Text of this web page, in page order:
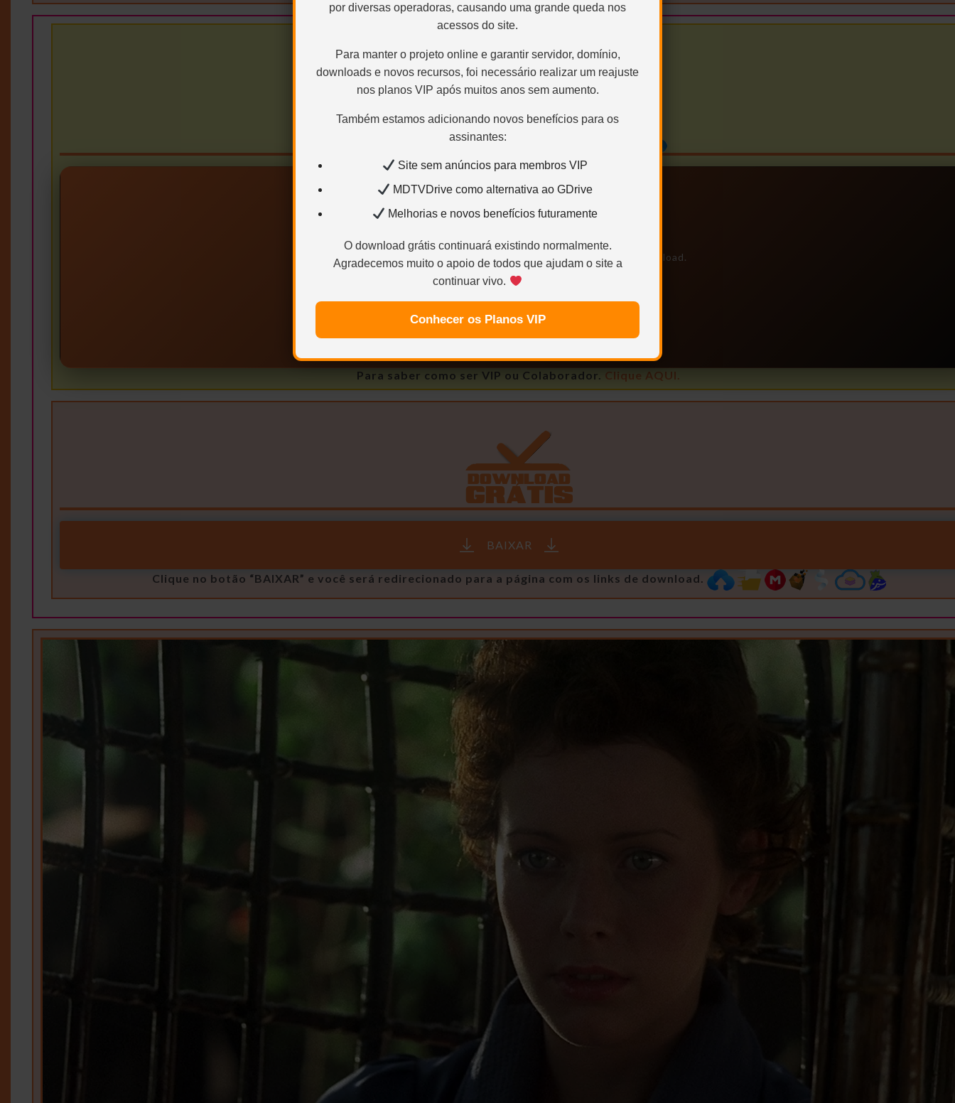
por diversas operadoras, causando uma grande queda nos
acessos do site.
Para manter o projeto online e garantir servidor, domínio,
downloads e novos recursos, foi necessário realizar um reajuste
nos planos VIP após muitos anos sem aumento.
Também estamos adicionando novos benefícios para os
assinantes:
Site sem anúncios para membros VIP
MDTVDrive como alternativa ao GDrive
Melhorias e novos benefícios futuramente
O download grátis continuará existindo normalmente.
Agradecemos muito o apoio de todos que ajudam o site a
continuar vivo.
Conhecer os Planos VIP
SEM RAR, SEM LIMITE E DIRETO:
Você precisa ser Usuário VIP para visualizar os links de download.
Para saber como ser VIP ou Colaborador. Clique AQUI.
BAIXAR
Clique no botão “BAIXAR” e você será redirecionado para a página com os links de download.